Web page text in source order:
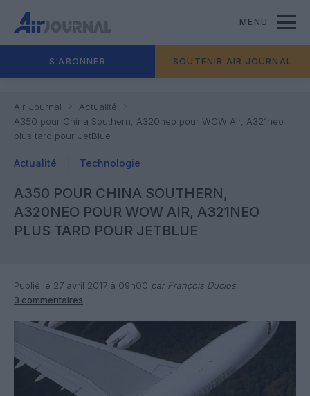
MENU
S'ABONNER SOUTENIR AIR JOURNAL
Air Journal
Actualité
A350 pour China Southern, A320neo pour WOW Air, A321neo
plus tard pour JetBlue
Actualité Technologie
A350 POUR CHINA SOUTHERN,
A320NEO POUR WOW AIR, A321NEO
PLUS TARD POUR JETBLUE
Publié le 27 avril 2017 à 09h00 par François Duclos
3 commentaires